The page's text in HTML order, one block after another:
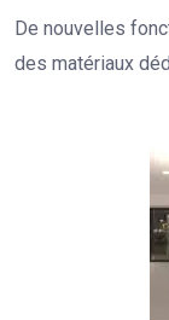
De nouvelles
des matériaux